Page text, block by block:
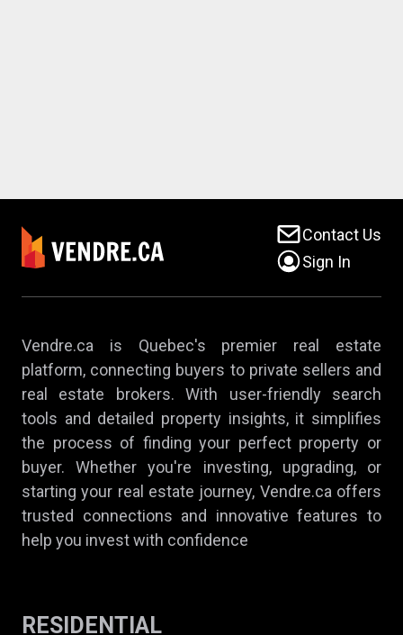
Contact Us
Sign In
Vendre.ca is Quebec's premier real estate
platform, connecting buyers to private sellers and
real estate brokers. With user-friendly search
tools and detailed property insights, it simplifies
the process of finding your perfect property or
buyer. Whether you're investing, upgrading, or
starting your real estate journey, Vendre.ca offers
trusted connections and innovative features to
help you invest with confidence
RESIDENTIAL